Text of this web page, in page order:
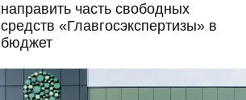
направить часть свободных
средств «Главгосэкспертизы» в
бюджет